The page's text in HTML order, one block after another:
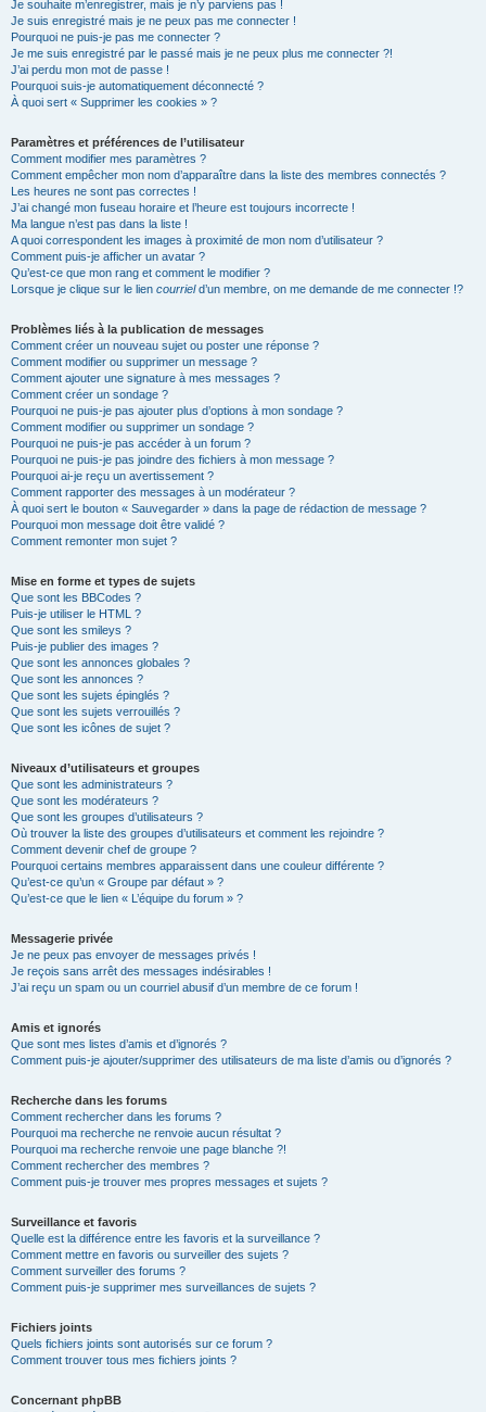
Je souhaite m’enregistrer, mais je n’y parviens pas !
Je suis enregistré mais je ne peux pas me connecter !
Pourquoi ne puis-je pas me connecter ?
Je me suis enregistré par le passé mais je ne peux plus me connecter ?!
J’ai perdu mon mot de passe !
Pourquoi suis-je automatiquement déconnecté ?
À quoi sert « Supprimer les cookies » ?
Paramètres et préférences de l’utilisateur
Comment modifier mes paramètres ?
Comment empêcher mon nom d’apparaître dans la liste des membres connectés ?
Les heures ne sont pas correctes !
J’ai changé mon fuseau horaire et l’heure est toujours incorrecte !
Ma langue n’est pas dans la liste !
A quoi correspondent les images à proximité de mon nom d’utilisateur ?
Comment puis-je afficher un avatar ?
Qu’est-ce que mon rang et comment le modifier ?
Lorsque je clique sur le lien courrield’un membre, on me demande de me connecter !?
Problèmes liés à la publication de messages
Comment créer un nouveau sujet ou poster une réponse ?
Comment modifier ou supprimer un message ?
Comment ajouter une signature à mes messages ?
Comment créer un sondage ?
Pourquoi ne puis-je pas ajouter plus d’options à mon sondage ?
Comment modifier ou supprimer un sondage ?
Pourquoi ne puis-je pas accéder à un forum ?
Pourquoi ne puis-je pas joindre des fichiers à mon message ?
Pourquoi ai-je reçu un avertissement ?
Comment rapporter des messages à un modérateur ?
À quoi sert le bouton « Sauvegarder » dans la page de rédaction de message ?
Pourquoi mon message doit être validé ?
Comment remonter mon sujet ?
Mise en forme et types de sujets
Que sont les BBCodes ?
Puis-je utiliser le HTML ?
Que sont les smileys ?
Puis-je publier des images ?
Que sont les annonces globales ?
Que sont les annonces ?
Que sont les sujets épinglés ?
Que sont les sujets verrouillés ?
Que sont les icônes de sujet ?
Niveaux d’utilisateurs et groupes
Que sont les administrateurs ?
Que sont les modérateurs ?
Que sont les groupes d’utilisateurs ?
Où trouver la liste des groupes d’utilisateurs et comment les rejoindre ?
Comment devenir chef de groupe ?
Pourquoi certains membres apparaissent dans une couleur différente ?
Qu’est-ce qu’un « Groupe par défaut » ?
Qu’est-ce que le lien « L’équipe du forum » ?
Messagerie privée
Je ne peux pas envoyer de messages privés !
Je reçois sans arrêt des messages indésirables !
J’ai reçu un spam ou un courriel abusif d’un membre de ce forum !
Amis et ignorés
Que sont mes listes d’amis et d’ignorés ?
Comment puis-je ajouter/supprimer des utilisateurs de ma liste d’amis ou d’ignorés ?
Recherche dans les forums
Comment rechercher dans les forums ?
Pourquoi ma recherche ne renvoie aucun résultat ?
Pourquoi ma recherche renvoie une page blanche ?!
Comment rechercher des membres ?
Comment puis-je trouver mes propres messages et sujets ?
Surveillance et favoris
Quelle est la différence entre les favoris et la surveillance ?
Comment mettre en favoris ou surveiller des sujets ?
Comment surveiller des forums ?
Comment puis-je supprimer mes surveillances de sujets ?
Fichiers joints
Quels fichiers joints sont autorisés sur ce forum ?
Comment trouver tous mes fichiers joints ?
Concernant phpBB